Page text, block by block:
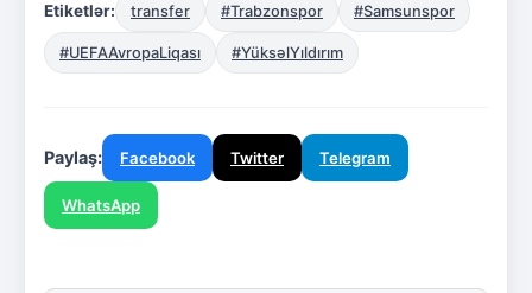
Etiketlər: transfer #Trabzonspor #Samsunspor
#UEFAAvropaLiqası #YüksəlYıldırım
Paylaş: Facebook Twitter Telegram
WhatsApp